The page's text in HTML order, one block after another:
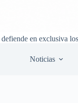
en exclusiva
Noticias